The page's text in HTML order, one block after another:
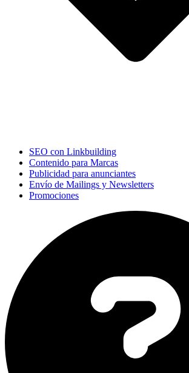
SEO con Linkbuilding
Contenido para Marcas
Publicidad para anunciantes
Envío de Mailings y Newsletters
Promociones